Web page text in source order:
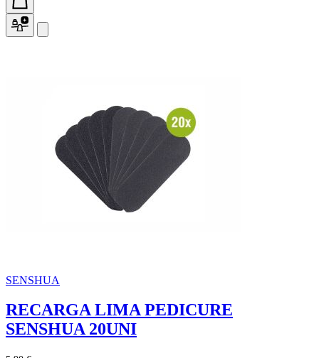
SENSHUA
RECARGA LIMA PEDICURE
SENSHUA 20UNI